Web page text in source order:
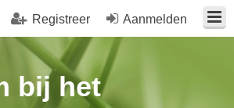
Aanmelden
Registreer
bij het